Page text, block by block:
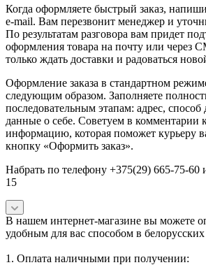
Когда оформляете быстрый заказ,
e-mail. Вам перезвонит менеджер и
По результатам разговора вам придет
оформления товара на почту или через
только ждать доставки и радоваться
Оформление заказа в стандартном
следующим образом. Заполняете
последовательным этапам: адрес, способ
данные о себе. Советуем в комментарии
информацию, которая поможет курьеру
кнопку «Оформить заказ».
Набрать по телефону +375(29) 665-75-60
15
В нашем интернет-магазине вы можете
удобным для вас способом в белорусских
1. Оплата наличными при получении: